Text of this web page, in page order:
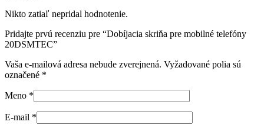
Nikto zatiaľ nepridal hodnotenie.
Pridajte prvú recenziu pre “Dobíjacia skriňa pre mobilné telefóny
20DSMTEC”
Vaša e-mailová adresa nebude zverejnená. Vyžadované polia sú
označené *
Meno *
E-mail *